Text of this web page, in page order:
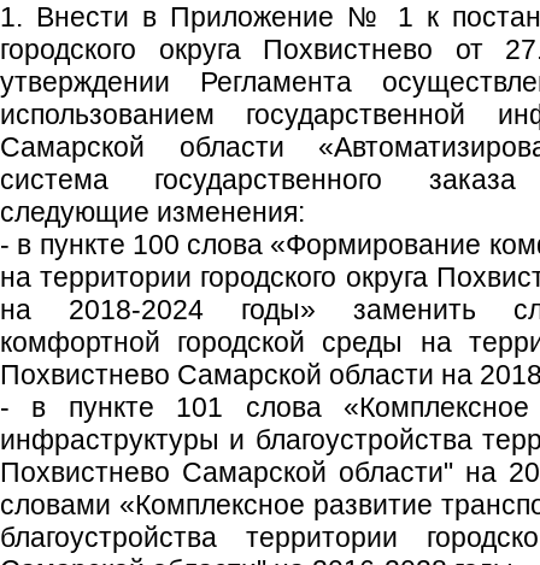
1. Внести в Приложение № 1 к
городского округа Похвистнево
утверждении Регламента
использованием государственной
Самарской области
система государственного
следующие изменения:
- в пункте 100 слова «Формирование
на территории городского округа
на 2018-2024 годы» заменить
комфортной городской среды на
Похвистнево Самарской области на
- в пункте 101 слова «Комплексное
инфраструктуры и благоустройства
Похвистнево Самарской области" на
словами «Комплексное развитие
благоустройства территории